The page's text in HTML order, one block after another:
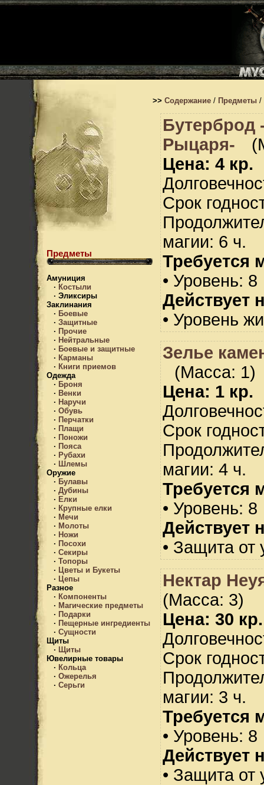
Предметы
Амуниция
· Костыли
· Эликсиры
Заклинания
· Боевые
· Защитные
· Прочие
· Нейтральные
· Боевые и защитные
· Карманы
· Книги приемов
Одежда
· Броня
· Венки
· Наручи
· Обувь
· Перчатки
· Плащи
· Поножи
· Пояса
· Рубахи
· Шлемы
Оружие
· Булавы
· Дубины
· Елки
· Крупные елки
· Мечи
· Молоты
· Ножи
· Посохи
· Секиры
· Топоры
· Цветы и Букеты
· Цепы
Разное
· Компоненты
· Магические предметы
· Подарки
· Пещерные ингредиенты
· Сущности
Щиты
· Щиты
Ювелирные товары
· Кольца
· Ожерелья
· Серьги
>> Содержание / Предметы /
Бутерброд
Рыцаря-
Цена: 4 кр.
Срок
магии: 6 ч.
Требуется
• Уровень: 8
Действует
• Уровень
Зелье
(Масса: 1)
Цена: 1 кр.
Срок
магии: 4 ч.
Требуется
• Уровень: 8
Действует
• Защита от
Нектар
(Масса: 3)
Цена: 30 кр.
Срок
магии: 3 ч.
Требуется
• Уровень: 8
Действует
• Защита от